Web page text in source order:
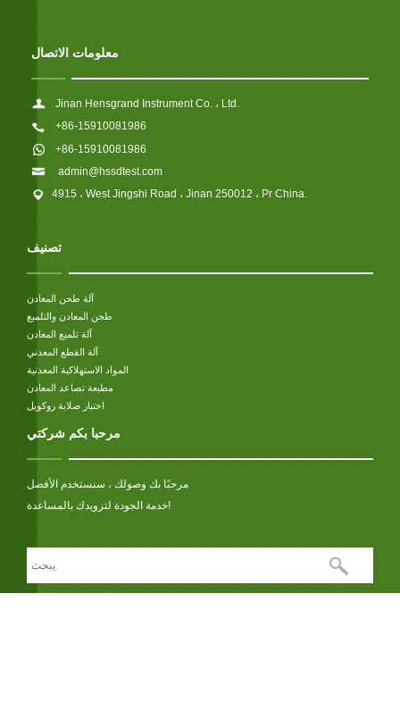
معلومات الاتصال
Jinan Hensgrand Instrument Co. ، Ltd.
+86-15910081986
+86-15910081986
admin@hssdtest.com
4915 ، West Jingshi Road ، Jinan 250012 ، Pr China.
تصنيف
آلة طحن المعادن
طحن المعادن والتلميع
آلة تلميع المعادن
آلة القطع المعدني
المواد الاستهلاكية المعدنية
مطبعة تصاعد المعادن
اختبار صلابة روكويل
مرحبا بكم شركتي
مرحبًا بك وصولك ، سنستخدم الأفضل
خدمة الجودة لتزويدك بالمساعدة!